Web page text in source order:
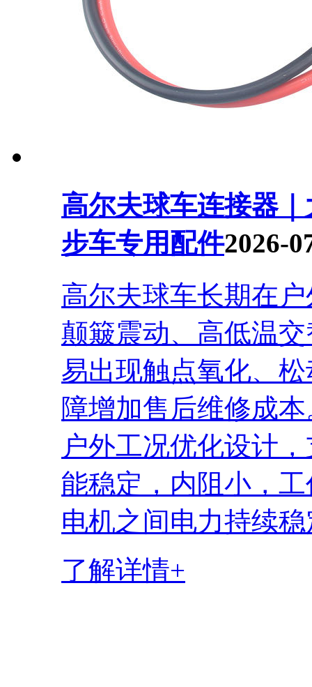
高尔夫球车连接器
步车专用配件2026-
高尔夫球车长期在
颠簸震动、高低温
易出现触点氧化、
障增加售后维修成
户外工况优化设计
能稳定，内阻小，
电机之间电力持续
了解详情+